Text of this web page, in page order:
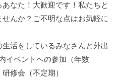
なた！大歓迎です！私たちと
んか？ご不明な点はお気軽に
活をしているみなさんと外出
イベントへの参加（年数
修会（不定期）